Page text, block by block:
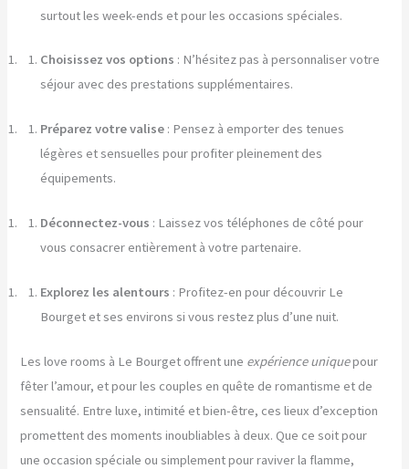
surtout les week-ends et pour les occasions spéciales.
Choisissez vos options : N’hésitez pas à personnaliser votre
séjour avec des prestations supplémentaires.
Préparez votre valise : Pensez à emporter des tenues
légères et sensuelles pour profiter pleinement des
équipements.
Déconnectez-vous : Laissez vos téléphones de côté pour
vous consacrer entièrement à votre partenaire.
Explorez les alentours : Profitez-en pour découvrir Le
Bourget et ses environs si vous restez plus d’une nuit.
Les love rooms à Le Bourget offrent une expérience uniquepour
fêter l’amour, et pour les couples en quête de romantisme et de
sensualité. Entre luxe, intimité et bien-être, ces lieux d’exception
promettent des moments inoubliables à deux. Que ce soit pour
une occasion spéciale ou simplement pour raviver la flamme,